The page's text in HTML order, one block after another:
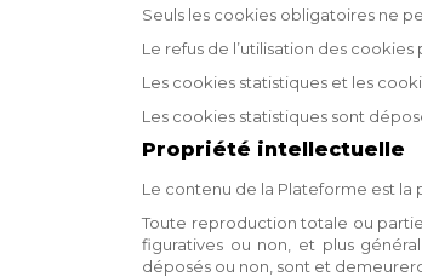
Seuls les cookies obligatoires ne
Le refus de l’utilisation des
Les cookies statistiques et les
Les cookies statistiques sont
Propriété intellectuelle
Le contenu de la Plateforme est la
Toute reproduction totale ou
figuratives ou non, et plus
déposés ou non, sont et